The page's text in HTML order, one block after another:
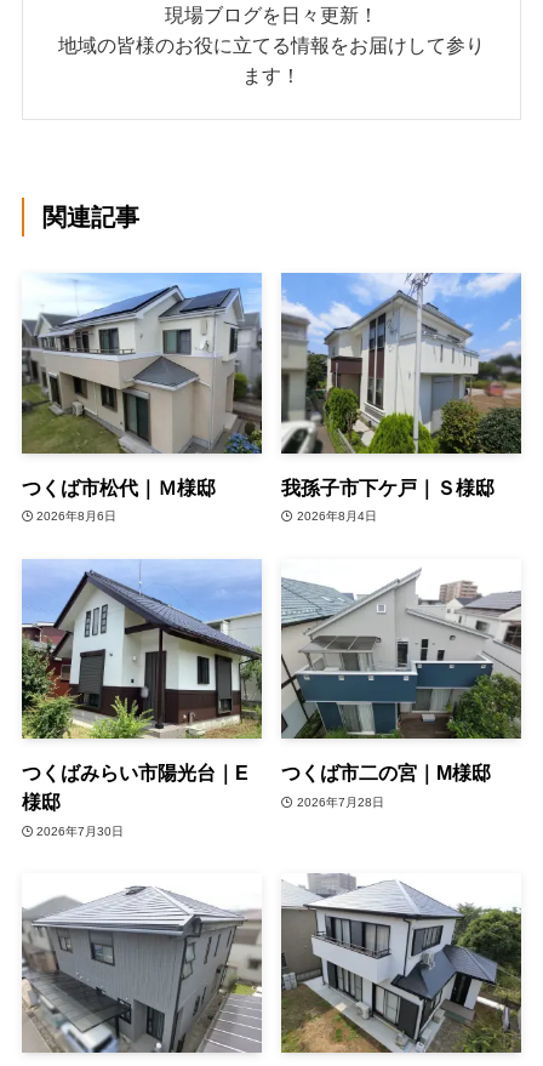
現場ブログを日々更新！
地域の皆様のお役に立てる情報をお届けして参り
ます！
関連記事
つくば市松代｜Ｍ様邸
2026年8月6日
我孫子市下ケ戸｜Ｓ様邸
2026年8月4日
つくばみらい市陽光台｜E
様邸
2026年7月30日
つくば市二の宮｜M様邸
2026年7月28日